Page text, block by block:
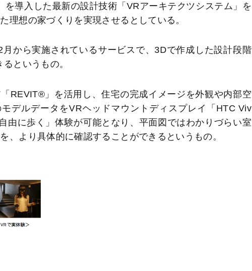
導入した最新の設計技術「VRアーキテクツシステム」を
理想の家づくりを実現させるとしている。
から実施されているサービスで、3Dで作成した設計段階
というもの。
REVIT®」を活用し、住宅の完成イメージを外観や内部空
デルデータをVRヘッドマウントディスプレイ「HTC Viv
由に歩く」体験が可能となり、平面図ではわかりづらい室
、より具体的に確認することができるというもの。